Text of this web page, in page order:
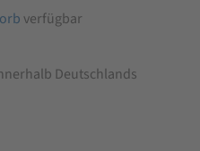
verfügbar
Deutschlands